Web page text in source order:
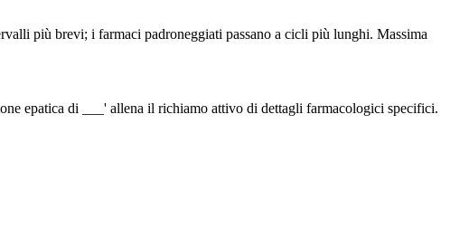
più brevi; i farmaci padroneggiati passano a cicli più lunghi. Massima
epatica di ___' allena il richiamo attivo di dettagli farmacologici specifici.